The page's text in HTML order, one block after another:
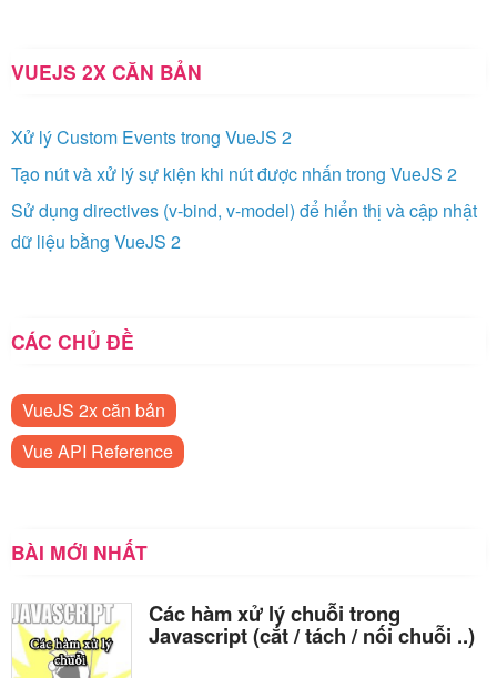
VUEJS 2X CĂN BẢN
Xử lý Custom Events trong VueJS 2
Tạo nút và xử lý sự kiện khi nút được nhấn trong VueJS 2
Sử dụng directives (v-bind, v-model) để hiển thị và cập nhật
dữ liệu bằng VueJS 2
CÁC CHỦ ĐỀ
VueJS 2x căn bản
Vue API Reference
BÀI MỚI NHẤT
Các hàm xử lý chuỗi trong
Javascript (cắt / tách / nối chuỗi ..)